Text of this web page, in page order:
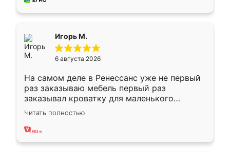
Игорь М.
6 августа 2026
На самом деле в Ренессанс уже не первый
раз заказываю мебель первый раз
заказывал кроватку для маленького
ребёнка при его рождении ,во второй раз
заказал шкаф-купе. По качеству очень
хорошее сборка достаточно быстрая,
Читать полностью